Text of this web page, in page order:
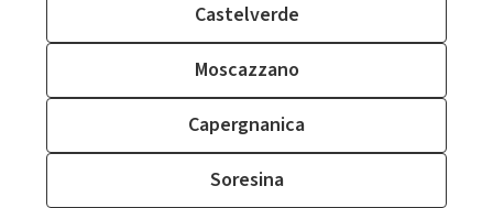
Castelverde
Moscazzano
Capergnanica
Soresina